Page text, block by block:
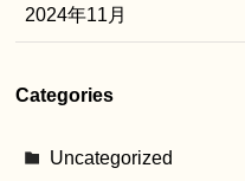
2024年11月
Categories
Uncategorized